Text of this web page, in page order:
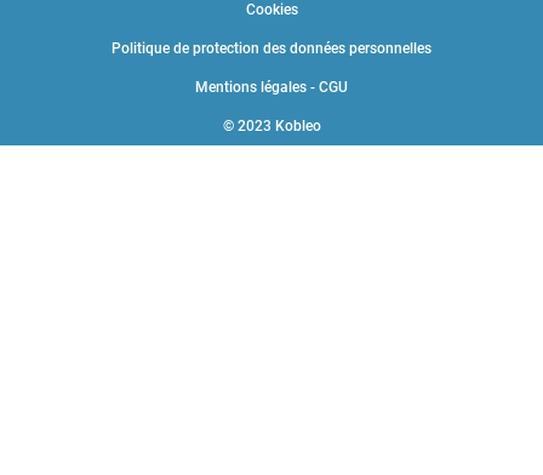
© 2023 Kobleo
Mentions légales - CGU
Politique de protection des données personnelles
Cookies